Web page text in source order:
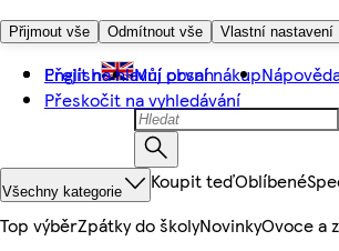
Přijmout vše Odmítnout vše Vlastní nastavení
Přejít na hlavní obsah
Přeskočit na vyhledávání
English Můj první nákup
Všechny kategorie Koupit teďOblíbené
Top výběrZpátky do školyNovinkyOvoce a